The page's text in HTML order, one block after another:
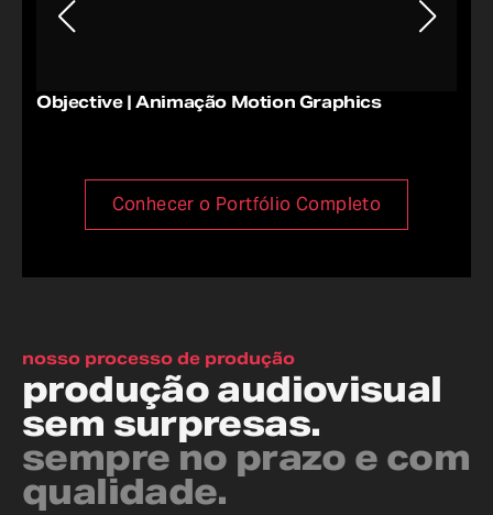
Objective | Animação Motion Graphics
Conhecer o Portfólio Completo
nosso processo de produção
produção audiovisual
sem surpresas.
sempre no prazo e com
qualidade.